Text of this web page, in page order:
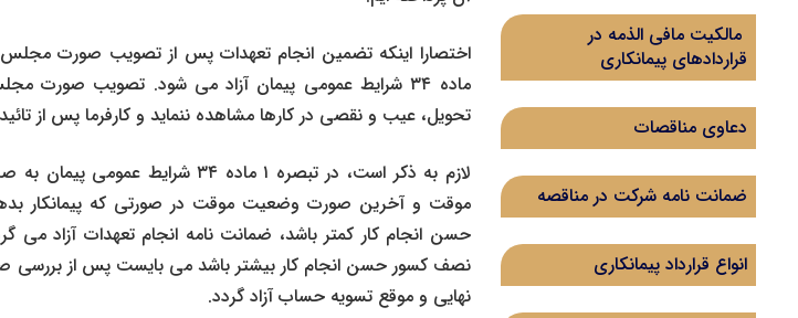
مالکیت مافی الذمه در
قراردادهای پیمانکاری
دعاوی مناقصات
ضمانت نامه شرکت در مناقصه
انواع قرارداد پیمانکاری
ماده ۳۴ شرایط عمومی پیمان آزاد می شود. تصویب
تحویل، عیب و نقصی در کارها مشاهده ننماید و کارفرما پس از
لازم به ذکر است، در تبصره ۱ ماده
موقت و آخرین صورت وضعیت موقت در صورتی که پیمانکار
حسن انجام کار کمتر باشد، ضمانت نامه انجام تعهدات آزاد می
نصف کسور حسن انجام کار بیشتر باشد می بایست پس از
نهایی و موقع تسویه حساب آزاد گردد.